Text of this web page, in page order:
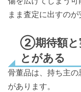
まま査定に出すのが
②期待額と
とがある
骨董品は、持ち主
があります。